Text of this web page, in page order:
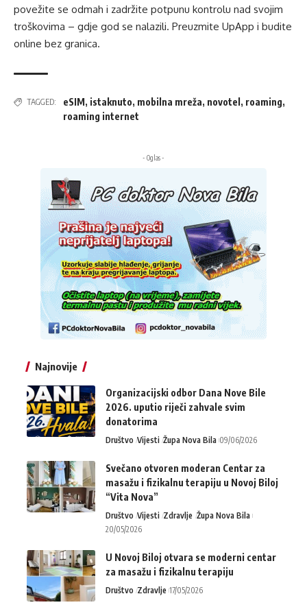
povežite se odmah i zadržite potpunu kontrolu nad svojim
troškovima – gdje god se nalazili. Preuzmite UpApp i budite
online bez granica.
TAGGED: eSIM, istaknuto, mobilna mreža, novotel , roaming,
roaming internet
- Oglas -
Najnovije
Organizacijski odbor Dana Nove Bile
2026. uputio riječi zahvale svim
donatorima
Društvo Vijesti Župa Nova Bila 09/06/2026
Svečano otvoren moderan Centar za
masažu i fizikalnu terapiju u Novoj Biloj
“Vita Nova”
Društvo Vijesti Zdravlje Župa Nova Bila
20/05/2026
U Novoj Biloj otvara se moderni centar
za masažu i fizikalnu terapiju
Društvo Zdravlje 17/05/2026